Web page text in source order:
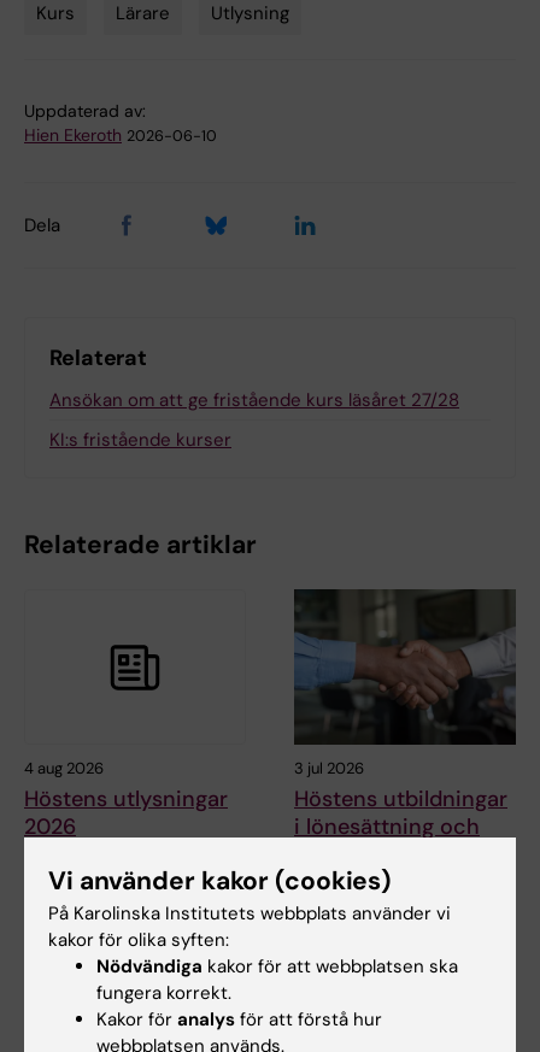
Kurs Lärare Utlysning
Uppdaterad av:
Hien Ekeroth 2026-06-10
Dela
Relaterat
Ansökan om att ge fristående kurs läsåret 27/28
KI:s fristående kurser
Relaterade artiklar
4 aug 2026
Höstens utlysningar
2026
disponerar medel ur ett stort
antal stiftelser och…
3 jul 2026
Höstens utbildningar
i lönesättning och
lönesamtal (MS2)
Den här utbildningen ges av
Gemensamt
verksamhetsstöd…
Vi använder kakor (cookies)
På Karolinska Institutets webbplats använder vi
kakor för olika syften:
Nödvändiga kakor för att webbplatsen ska
fungera korrekt.
Kakor för analys för att förstå hur
webbplatsen används.